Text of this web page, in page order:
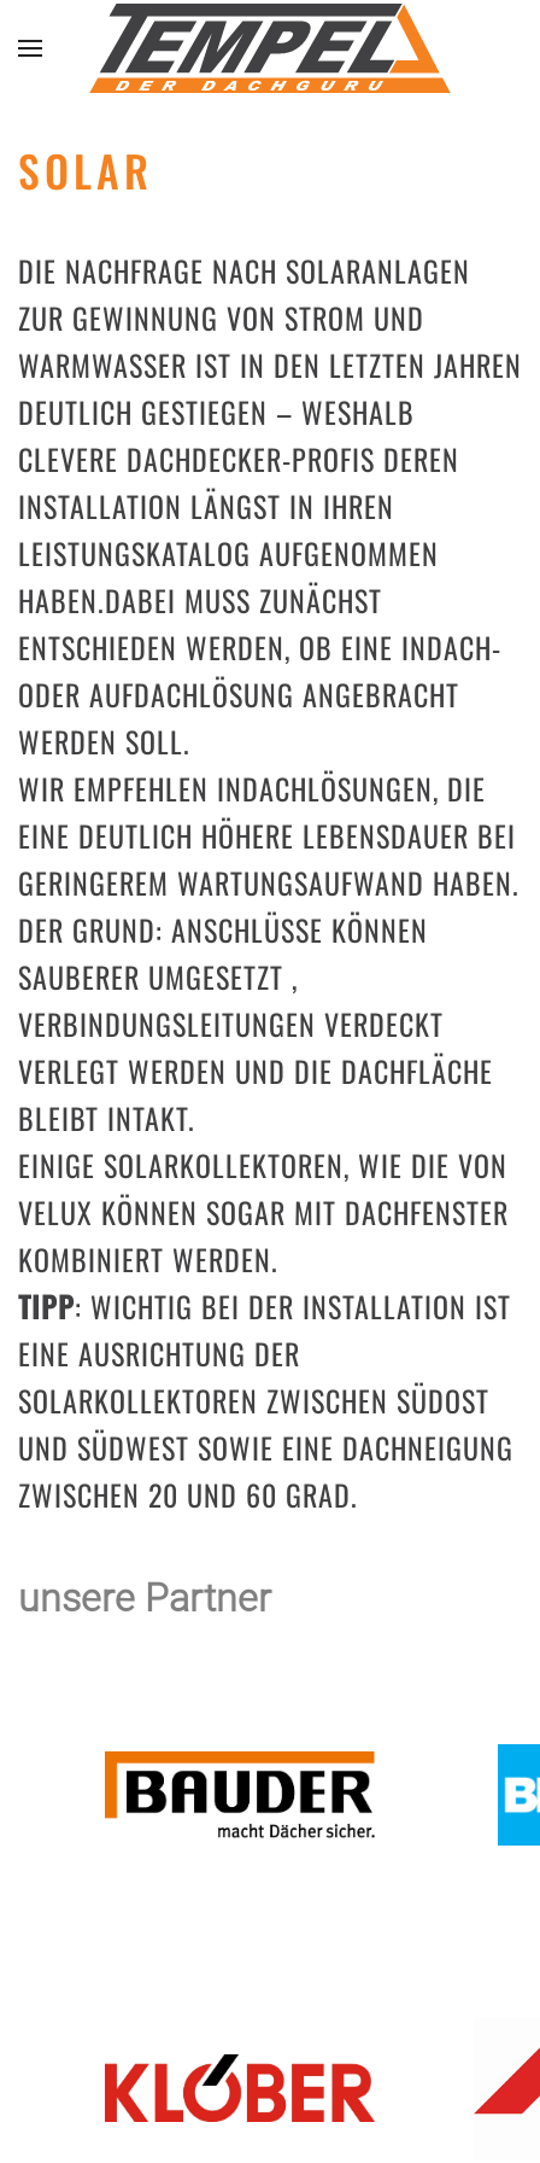
Skip to main content
SOLAR
DIE NACHFRAGE NACH SOLARANLAGEN
ZUR GEWINNUNG VON STROM UND
WARMWASSER IST IN DEN LETZTEN JAHREN
DEUTLICH GESTIEGEN – WESHALB
CLEVERE DACHDECKER-PROFIS DEREN
INSTALLATION LÄNGST IN IHREN
LEISTUNGSKATALOG AUFGENOMMEN
HABEN.DABEI MUSS ZUNÄCHST
ENTSCHIEDEN WERDEN, OB EINE INDACH-
ODER AUFDACHLÖSUNG ANGEBRACHT
WERDEN SOLL.
WIR EMPFEHLEN INDACHLÖSUNGEN, DIE
EINE DEUTLICH HÖHERE LEBENSDAUER BEI
GERINGEREM WARTUNGSAUFWAND HABEN.
DER GRUND: ANSCHLÜSSE KÖNNEN
SAUBERER UMGESETZT ,
VERBINDUNGSLEITUNGEN VERDECKT
VERLEGT WERDEN UND DIE DACHFLÄCHE
BLEIBT INTAKT.
EINIGE SOLARKOLLEKTOREN, WIE DIE VON
VELUX KÖNNEN SOGAR MIT DACHFENSTER
KOMBINIERT WERDEN.
TIPP: WICHTIG BEI DER INSTALLATION IST
EINE AUSRICHTUNG DER
SOLARKOLLEKTOREN ZWISCHEN SÜDOST
UND SÜDWEST SOWIE EINE DACHNEIGUNG
ZWISCHEN 20 UND 60 GRAD.
unsere Partner